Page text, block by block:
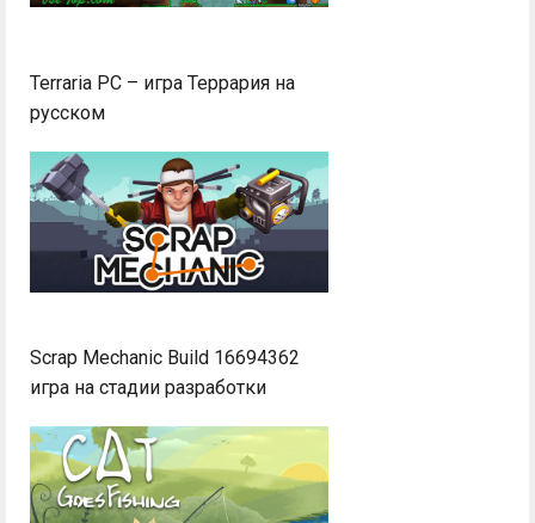
Terraria PC – игра Террария на
русском
Scrap Mechanic Build 16694362
игра на стадии разработки